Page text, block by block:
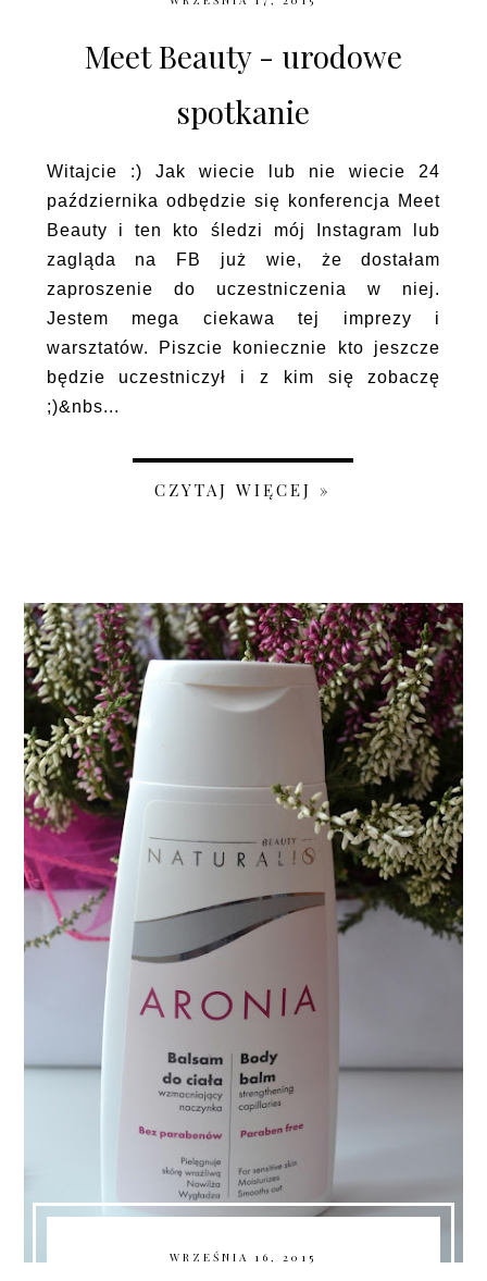
Meet Beauty - urodowe
spotkanie
Witajcie :) Jak wiecie lub nie wiecie 24
października odbędzie się konferencja Meet
Beauty i ten kto śledzi mój Instagram lub
zagląda na FB już wie, że dostałam
zaproszenie do uczestniczenia w niej.
Jestem mega ciekawa tej imprezy i
warsztatów. Piszcie koniecznie kto jeszcze
będzie uczestniczył i z kim się zobaczę
;)&nbs...
CZYTAJ WIĘCEJ »
WRZEŚNIA 16, 2015